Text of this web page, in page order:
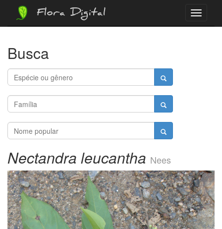
Menu
Flora Digital
Busca
Nectandra leucantha Nees